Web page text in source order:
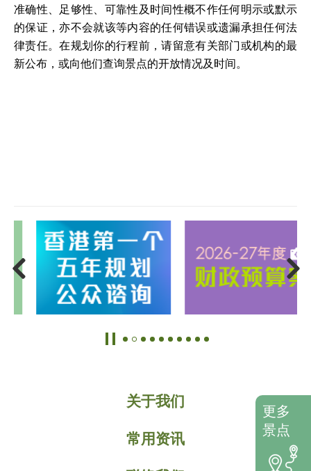
准确性、足够性、可靠性及时间性概不作任何明示或默示
的保证，亦不会就该等内容的任何错误或遗漏承担任何法
律责任。在规划你的行程前，请留意有关部门或机构的最
新公布，或向他们查询景点的开放情况及时间。
关于我们
常用资讯
更多
景点